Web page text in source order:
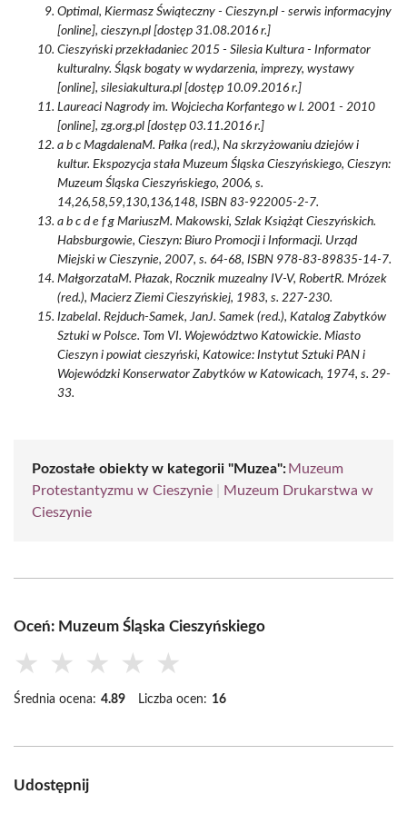
Optimal, Kiermasz Świąteczny - Cieszyn.pl - serwis informacyjny
[online], cieszyn.pl [dostęp 31.08.2016 r.]
Cieszyński przekładaniec 2015 - Silesia Kultura - Informator
kulturalny. Śląsk bogaty w wydarzenia, imprezy, wystawy
[online], silesiakultura.pl [dostęp 10.09.2016 r.]
Laureaci Nagrody im. Wojciecha Korfantego w l. 2001 - 2010
[online], zg.org.pl [dostęp 03.11.2016 r.]
a b c MagdalenaM. Pałka (red.), Na skrzyżowaniu dziejów i
kultur. Ekspozycja stała Muzeum Śląska Cieszyńskiego, Cieszyn:
Muzeum Śląska Cieszyńskiego, 2006, s.
14,26,58,59,130,136,148, ISBN 83-922005-2-7.
a b c d e f g MariuszM. Makowski, Szlak Książąt Cieszyńskich.
Habsburgowie, Cieszyn: Biuro Promocji i Informacji. Urząd
Miejski w Cieszynie, 2007, s. 64-68, ISBN 978-83-89835-14-7.
MałgorzataM. Płazak, Rocznik muzealny IV-V, RobertR. Mrózek
(red.), Macierz Ziemi Cieszyńskiej, 1983, s. 227-230.
IzabelaI. Rejduch-Samek, JanJ. Samek (red.), Katalog Zabytków
Sztuki w Polsce. Tom VI. Województwo Katowickie. Miasto
Cieszyn i powiat cieszyński, Katowice: Instytut Sztuki PAN i
Wojewódzki Konserwator Zabytków w Katowicach, 1974, s. 29-
33.
Pozostałe obiekty w kategorii "Muzea": Muzeum
Protestantyzmu w Cieszynie
Muzeum Drukarstwa w
Cieszynie
Oceń: Muzeum Śląska Cieszyńskiego
★ ★ ★ ★ ★
Średnia ocena: 4.89 Liczba ocen: 16
Udostępnij